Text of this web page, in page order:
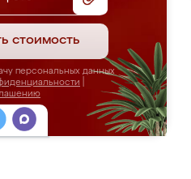
стоимость
персональных данных